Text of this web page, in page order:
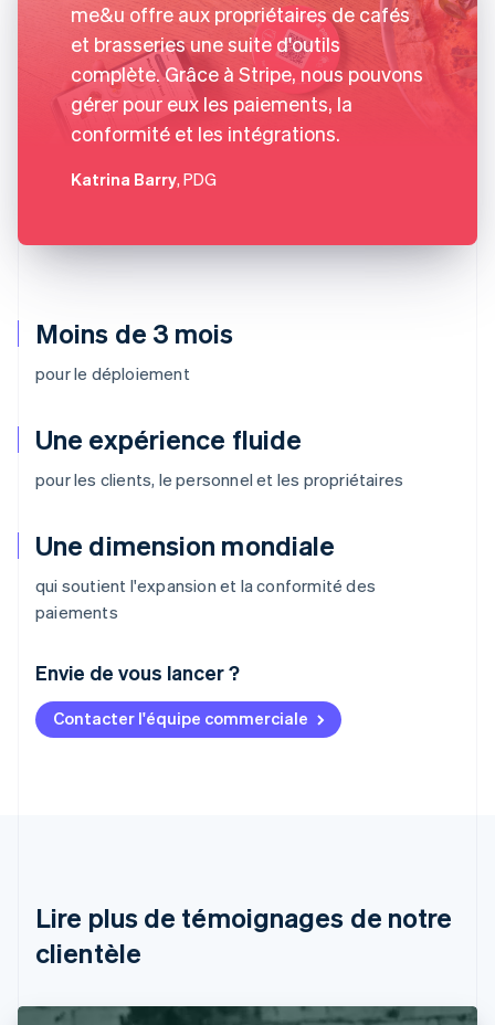
Moins de 3 mois
pour le déploiement
Une expérience fluide
pour les clients, le personnel et les propriétaires
Une dimension mondiale
qui soutient l'expansion et la conformité des
paiements
Envie de vous lancer ?
Contacter l'équipe commerciale
me&u offre aux propriétaires de cafés
et brasseries une suite d'outils
complète. Grâce à Stripe, nous pouvons
gérer pour eux les paiements, la
conformité et les intégrations.
Katrina Barry, PDG
Lire plus de témoignages de notre
clientèle
Allemagne
Brésil
PortuguêsEnglish
Bulgarie
Français